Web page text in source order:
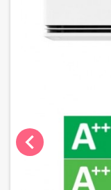
chevron_left